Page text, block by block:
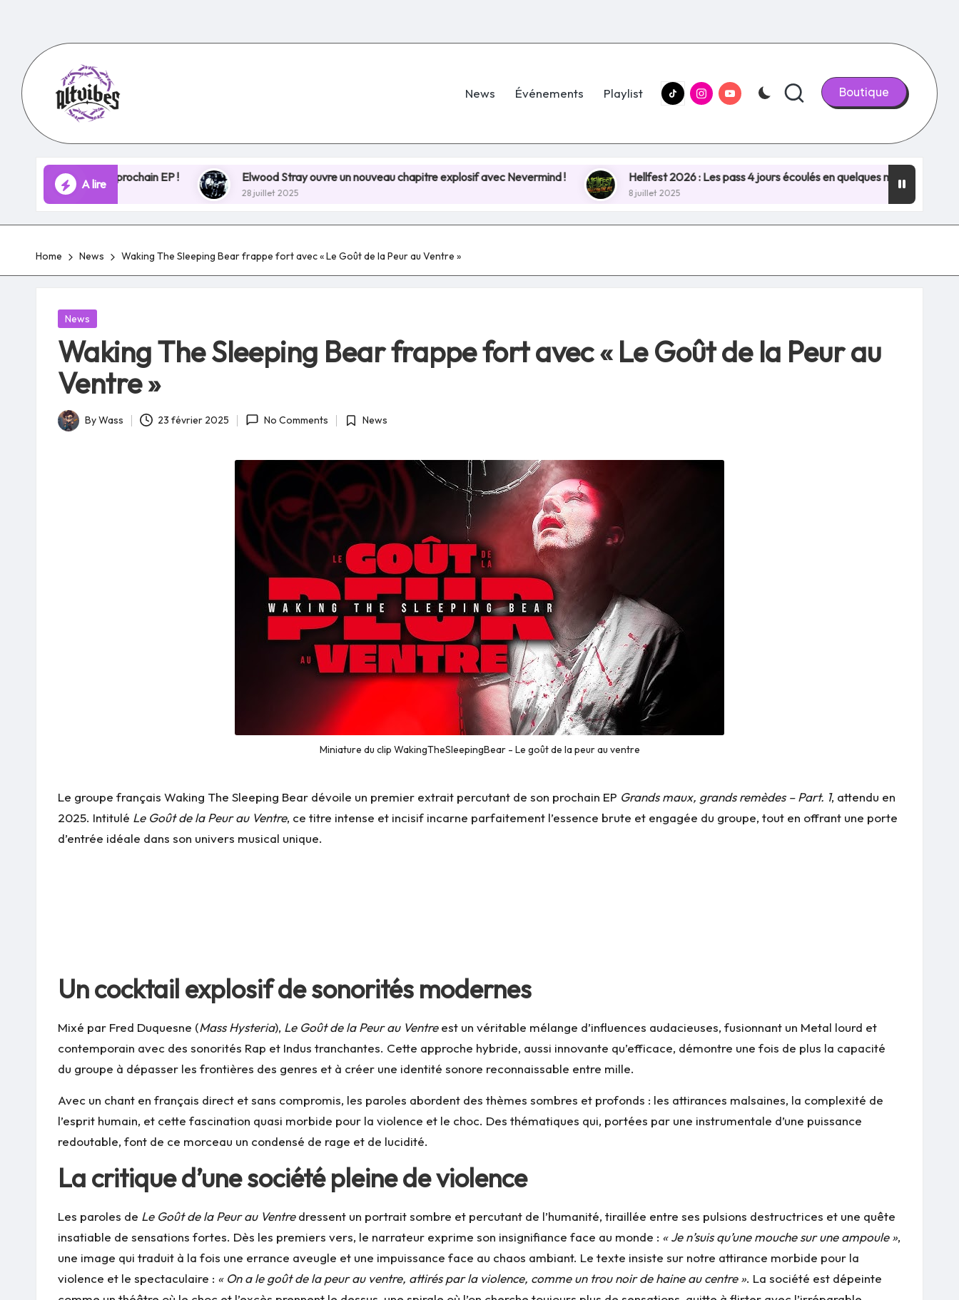
content
News
Événements Playlist tiktok.comInstagram.com
youtube.com Boutique
A lire
de son prochain EP ! Elwood Stray ouvre un nouveau chapitre explosif avec Nevermind !
28 juillet 2025
Hellfest 2026 : Les pass 4 jours écoulés en quelques minutes, NOUVEAU
8 juillet 2025
Home News Waking The Sleeping Bear frappe fort avec « Le Goût de la Peur au Ventre »
Posted
News
Waking The Sleeping Bear frappe fort avec « Le Goût de la Peur au
Ventre »
Posted
ByWass 23 février 2025 No Comments
Posted
News
Miniature du clip WakingTheSleepingBear - Le goût de la peur au ventre
Le groupe français Waking The Sleeping Bear dévoile un premier extrait percutant de son prochain EP Grands maux, grands remèdes – Part. 1, attendu en
2025. Intitulé Le Goût de la Peur au Ventre, ce titre intense et incisif incarne parfaitement l’essence brute et engagée du groupe, tout en offrant une porte
d’entrée idéale dans son univers musical unique.
Un cocktail explosif de sonorités modernes
Mixé par Fred Duquesne (Mass Hysteria), Le Goût de la Peur au Ventreest un véritable mélange d’influences audacieuses, fusionnant un Metal lourd et
contemporain avec des sonorités Rap et Indus tranchantes. Cette approche hybride, aussi innovante qu’efficace, démontre une fois de plus la capacité
du groupe à dépasser les frontières des genres et à créer une identité sonore reconnaissable entre mille.
Avec un chant en français direct et sans compromis, les paroles abordent des thèmes sombres et profonds : les attirances malsaines, la complexité de
l’esprit humain, et cette fascination quasi morbide pour la violence et le choc. Des thématiques qui, portées par une instrumentale d’une puissance
redoutable, font de ce morceau un condensé de rage et de lucidité.
La critique d’une société pleine de violence
Les paroles de Le Goût de la Peur au Ventredressent un portrait sombre et percutant de l’humanité, tiraillée entre ses pulsions destructrices et une quête
insatiable de sensations fortes. Dès les premiers vers, le narrateur exprime son insignifiance face au monde : « Je n’suis qu’une mouche sur une ampoule »,
une image qui traduit à la fois une errance aveugle et une impuissance face au chaos ambiant. Le texte insiste sur notre attirance morbide pour la
violence et le spectaculaire : « On a le goût de la peur au ventre, attirés par la violence, comme un trou noir de haine au centre ». La société est dépeinte